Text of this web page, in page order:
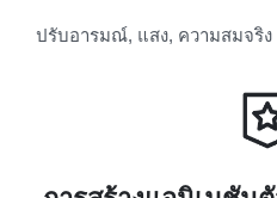
ปรับอารมณ์, แสง, ความสมจริ